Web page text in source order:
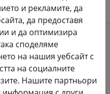
актуалните
бюлетина на
и рекламите, да
да предоставя
и да оптимизира
споделяме
на нашия уебсайт с
на социалните
Нашите партньори